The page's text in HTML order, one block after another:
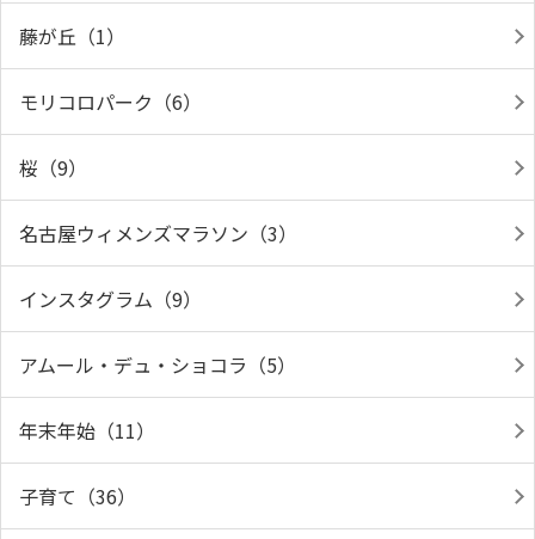
藤が丘（1）
モリコロパーク（6）
桜（9）
名古屋ウィメンズマラソン（3）
インスタグラム（9）
アムール・デュ・ショコラ（5）
年末年始（11）
子育て（36）